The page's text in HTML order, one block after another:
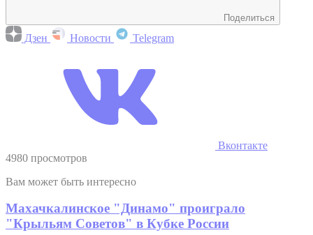
Поделиться
Дзен Новости Telegram
Вконтакте
4980 просмотров
Вам может быть интересно
Махачкалинское "Динамо" проиграло
"Крыльям Советов" в Кубке России